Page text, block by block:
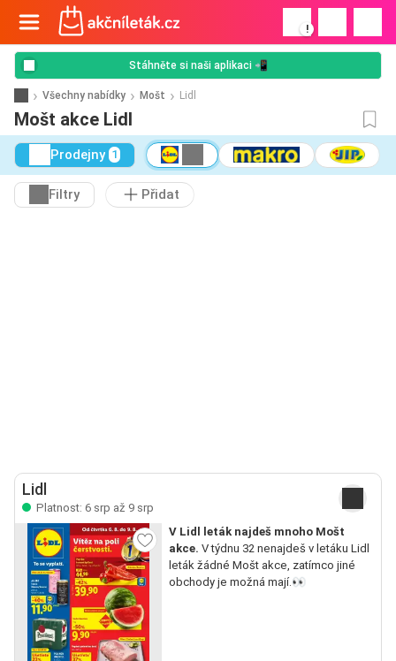
!
Stáhněte si naši aplikaci 📲
Všechny nabídky Mošt Lidl
Mošt akce Lidl
Prodejny 1
Filtry Přidat
Lidl
Platnost: 6 srp až 9 srp
V Lidl leták najdeš mnoho Mošt
akce. V týdnu 32 nenajdeš v letáku Lidl
leták žádné Mošt akce, zatímco jiné
obchody je možná mají.👀